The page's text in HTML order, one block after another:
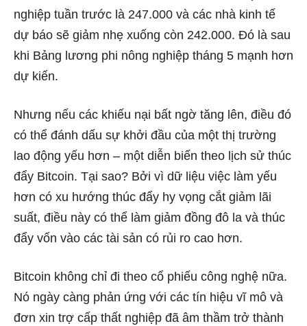
nghiệp tuần trước là 247.000 và các nhà kinh tế
dự báo sẽ giảm nhẹ xuống còn 242.000. Đó là sau
khi Bảng lương phi nông nghiệp tháng 5 mạnh hơn
dự kiến.
Nhưng nếu các khiếu nại bất ngờ tăng lên, điều đó
có thể đánh dấu sự khởi đầu của một thị trường
lao động yếu hơn – một diễn biến theo lịch sử thúc
đẩy Bitcoin. Tại sao? Bởi vì dữ liệu việc làm yếu
hơn có xu hướng thúc đẩy hy vọng cắt giảm lãi
suất, điều này có thể làm giảm đồng đô la và thúc
đẩy vốn vào các tài sản có rủi ro cao hơn.
Bitcoin không chỉ đi theo cổ phiếu công nghệ nữa.
Nó ngày càng phản ứng với các tín hiệu vĩ mô và
đơn xin trợ cấp thất nghiệp đã âm thầm trở thành